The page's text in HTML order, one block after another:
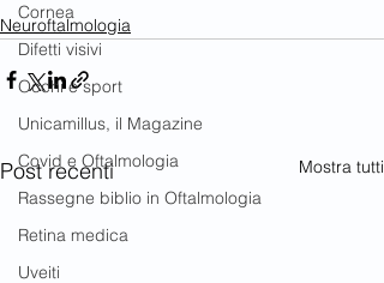
Cornea
Difetti visivi
Occhi e sport
Unicamillus, il Magazine
Covid e Oftalmologia
Rassegne biblio in Oftalmologia
Retina medica
Uveiti
Neuroftalmologia
Post recenti Mostra tutti